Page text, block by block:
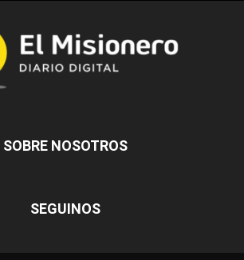
SOBRE NOSOTROS
SEGUINOS